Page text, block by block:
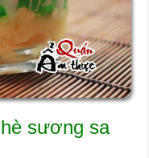
sương sa